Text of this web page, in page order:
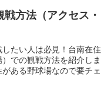
方法（アクセス・
たい人は必見！台南在住
での観戦方法を紹介しま
ある野球場なので要チェ